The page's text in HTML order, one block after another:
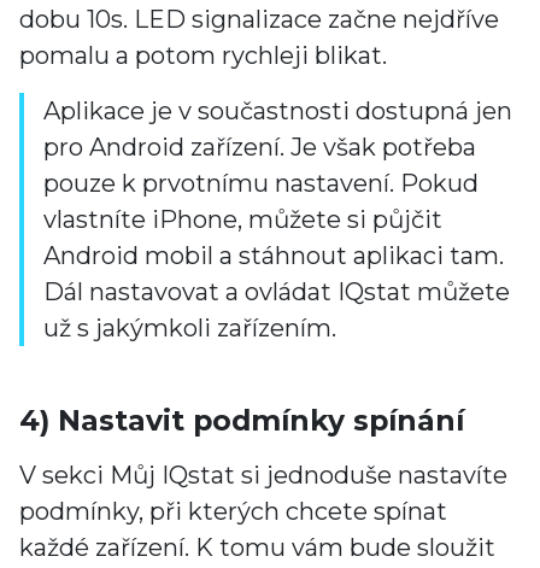
dobu 10s. LED signalizace začne nejdříve
pomalu a potom rychleji blikat.
Aplikace je v součastnosti dostupná jen
pro Android zařízení. Je však potřeba
pouze k prvotnímu nastavení. Pokud
vlastníte iPhone, můžete si půjčit
Android mobil a stáhnout aplikaci tam.
Dál nastavovat a ovládat IQstat můžete
už s jakýmkoli zařízením.
4) Nastavit podmínky spínání
V sekci Můj IQstat si jednoduše nastavíte
podmínky, při kterých chcete spínat
každé zařízení. K tomu vám bude sloužit